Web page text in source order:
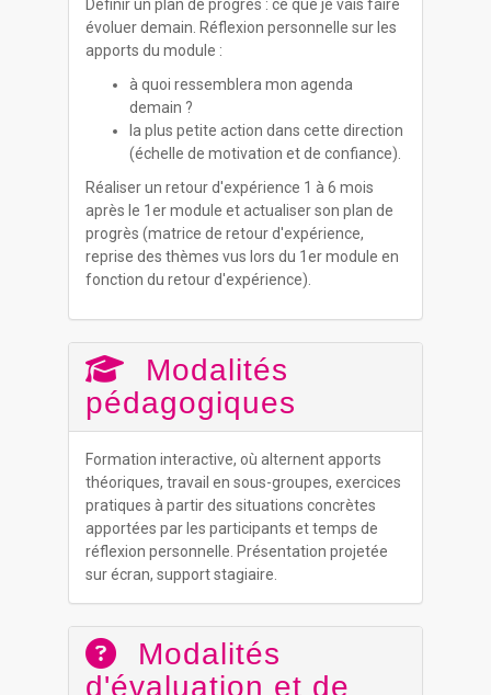
Définir un plan de progrès : ce que je vais faire
évoluer demain. Réflexion personnelle sur les
apports du module :
à quoi ressemblera mon agenda
demain ?
la plus petite action dans cette direction
(échelle de motivation et de confiance).
Réaliser un retour d'expérience 1 à 6 mois
après le 1er module et actualiser son plan de
progrès (matrice de retour d'expérience,
reprise des thèmes vus lors du 1er module en
fonction du retour d'expérience).
Modalités
pédagogiques
Formation interactive, où alternent apports
théoriques, travail en sous-groupes, exercices
pratiques à partir des situations concrètes
apportées par les participants et temps de
réflexion personnelle. Présentation projetée
sur écran, support stagiaire.
Modalités
d'évaluation et de